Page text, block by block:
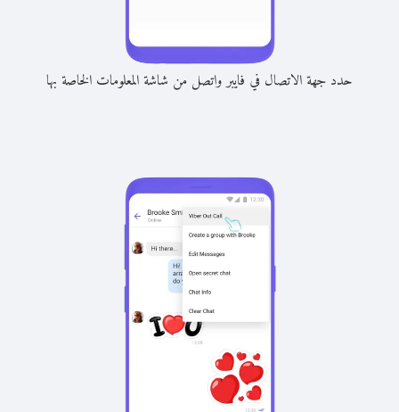
حدد جهة الاتصال في فايبر واتصل من شاشة المعلومات الخاصة بها